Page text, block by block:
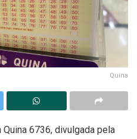
Quina
6736, divulgada pela